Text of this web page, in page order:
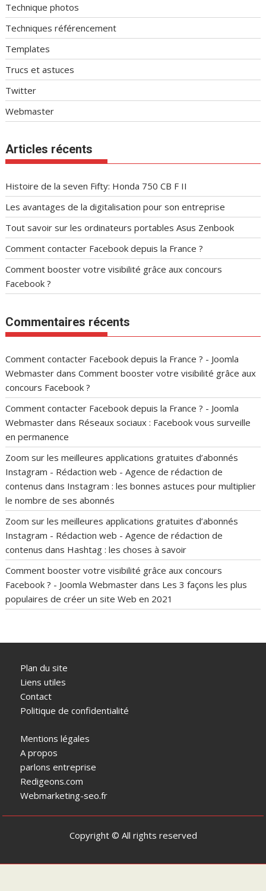
Technique photos
Techniques référencement
Templates
Trucs et astuces
Twitter
Webmaster
Articles récents
Histoire de la seven Fifty: Honda 750 CB F II
Les avantages de la digitalisation pour son entreprise
Tout savoir sur les ordinateurs portables Asus Zenbook
Comment contacter Facebook depuis la France ?
Comment booster votre visibilité grâce aux concours
Facebook ?
Commentaires récents
Comment contacter Facebook depuis la France ? - Joomla
Webmaster dansComment booster votre visibilité grâce aux
concours Facebook ?
Comment contacter Facebook depuis la France ? - Joomla
Webmaster dans Réseaux sociaux : Facebook vous surveille
en permanence
Zoom sur les meilleures applications gratuites d’abonnés
Instagram - Rédaction web - Agence de rédaction de
contenus dans Instagram : les bonnes astuces pour multiplier
le nombre de ses abonnés
Zoom sur les meilleures applications gratuites d’abonnés
Instagram - Rédaction web - Agence de rédaction de
contenus dans Hashtag : les choses à savoir
Comment booster votre visibilité grâce aux concours
Facebook ? - Joomla Webmaster dans Les 3 façons les plus
populaires de créer un site Web en 2021
Plan du site
Liens utiles
Contact
Politique de confidentialité
Mentions légales
A propos
parlons entreprise
Redigeons.com
Webmarketing-seo.fr
Copyright © All rights reserved